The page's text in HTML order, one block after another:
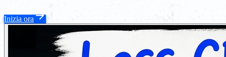
Inizia ora